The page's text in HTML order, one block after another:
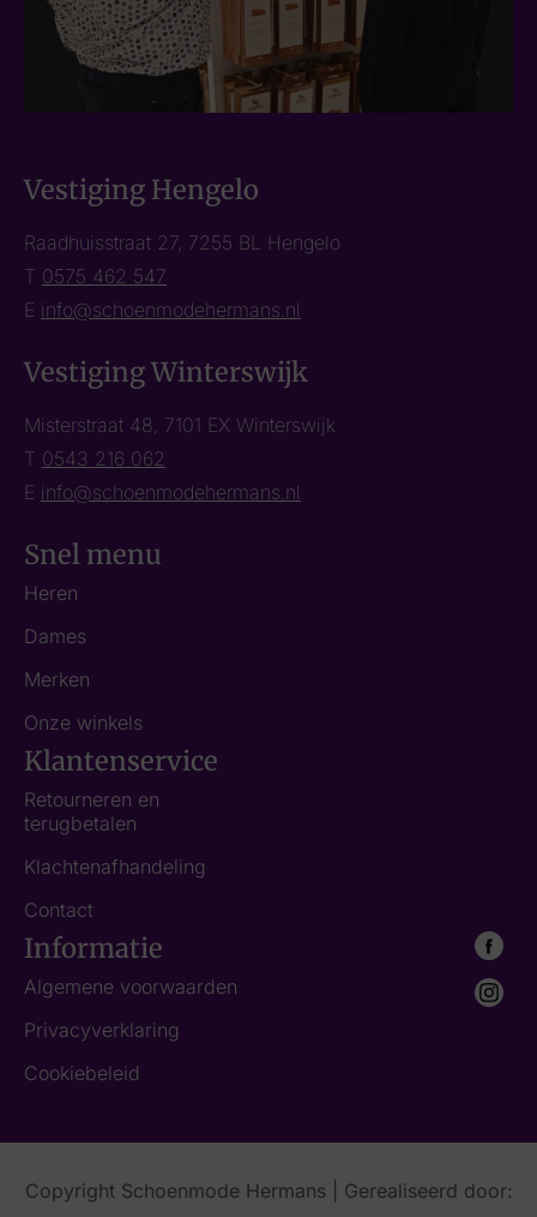
Vestiging Hengelo
Raadhuisstraat 27, 7255 BL Hengelo
T 0575 462 547
E info@schoenmodehermans.nl
Vestiging Winterswijk
Misterstraat 48, 7101 EX Winterswijk
T 0543 216 062
E info@schoenmodehermans.nl
Snel menu
Heren
Dames
Merken
Onze winkels
Klantenservice
Retourneren en
terugbetalen
Klachtenafhandeling
Contact
Informatie
Algemene voorwaarden
Privacyverklaring
Cookiebeleid
Copyright Schoenmode Hermans | Gerealiseerd door: